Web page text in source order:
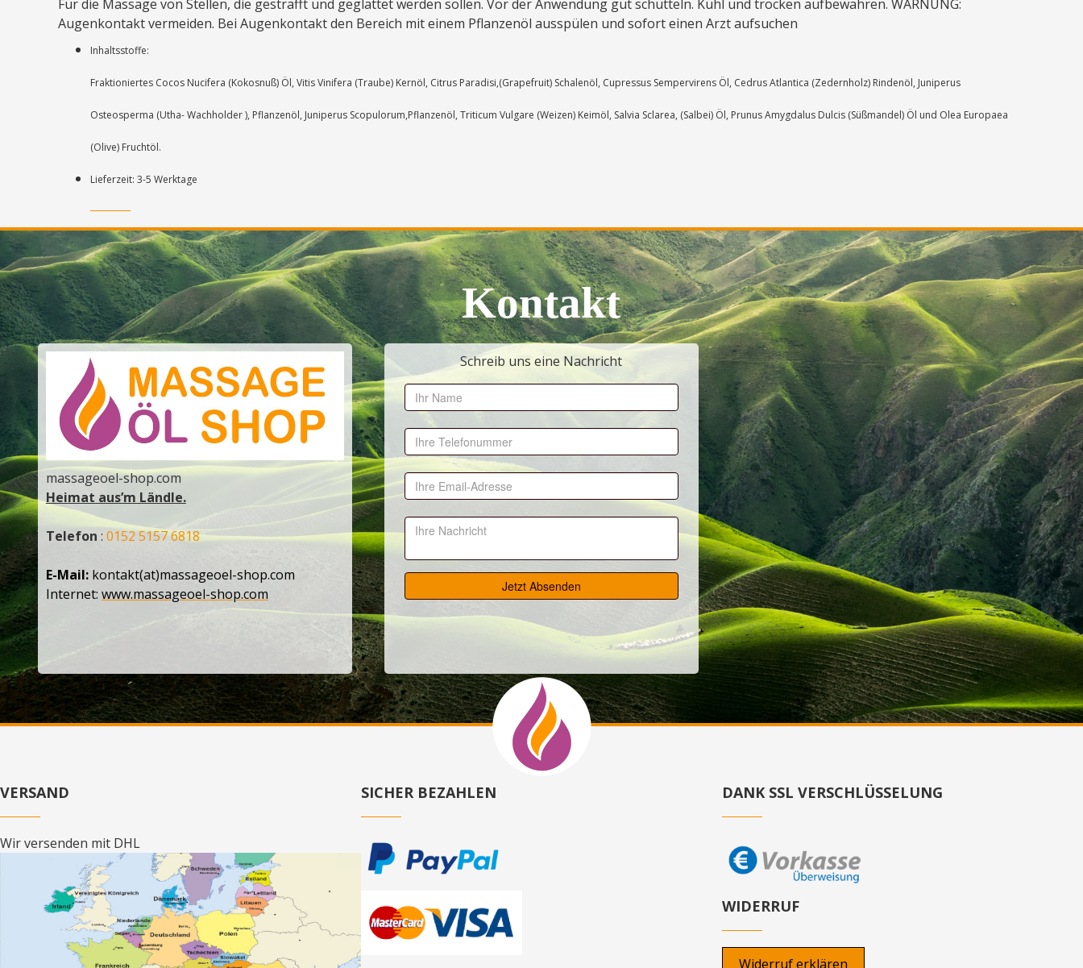
Für die Massage von Stellen, die gestrafft und geglättet werden sollen. Vor der Anwendung gut schütteln. Kühl und trocken aufbewahren. WARNUNG:
Augenkontakt vermeiden. Bei Augenkontakt den Bereich mit einem Pflanzenöl ausspülen und sofort einen Arzt aufsuchen
Inhaltsstoffe:
Fraktioniertes Cocos Nucifera (Kokosnuß) Öl, Vitis Vinifera (Traube) Kernöl, Citrus Paradisi,(Grapefruit) Schalenöl, Cupressus Sempervirens Öl, Cedrus Atlantica (Zedernholz) Rindenöl, Juniperus
Osteosperma (Utha- Wachholder ), Pflanzenöl, Juniperus Scopulorum,Pflanzenöl, Triticum Vulgare (Weizen) Keimöl, Salvia Sclarea, (Salbei) Öl, Prunus Amygdalus Dulcis (Süßmandel) Öl und Olea Europaea
(Olive) Fruchtöl.
Lieferzeit: 3-5 Werktage
massageoel-shop.com
Heimat aus’m Ländle.
Telefon : 0152 5157 6818
E-Mail: kontakt(at)massageoel-shop.com
Internet: www.massageoel-shop.com
Kontakt
Schreib uns eine Nachricht
VERSAND
Wir versenden mit DHL
SICHER BEZAHLEN DANK SSL VERSCHLÜSSELUNG
WIDERRUF
Widerruf erklären